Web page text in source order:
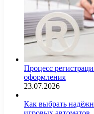
Процесс
оформления
23.07.2026
Как выбрать